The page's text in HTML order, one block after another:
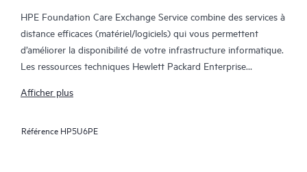
HPE Foundation Care Exchange Service combine des services à
distance efficaces (matériel/logiciels) qui vous permettent
d’améliorer la disponibilité de votre infrastructure informatique.
Les ressources techniques Hewlett Packard Enterprise
problèmes matériels et logiciels survenus sur vos produits HPE.
Le service d’échange matériel propose un échange de pièces
Afficher plus
Référence HP5U6PE